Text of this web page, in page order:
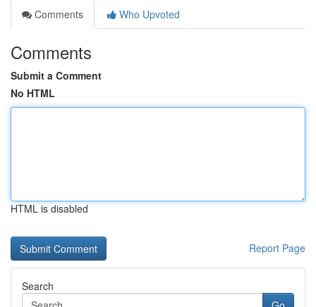
Comments
Who Upvoted
Comments
Submit a Comment
No HTML
HTML is disabled
Report Page
Search